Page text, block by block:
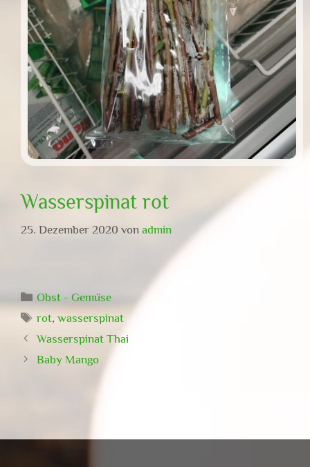
Wasserspinat rot
25. Dezember 2020 von admin
Kategorien
Obst - Gemüse
Schlagwörter
rot,wasserspinat
Wasserspinat Thai
Baby Mango